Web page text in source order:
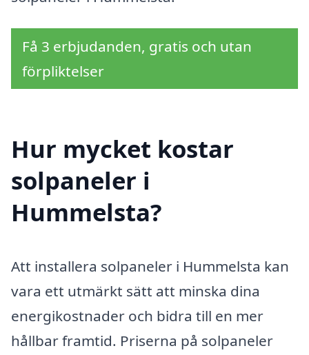
Få 3 erbjudanden, gratis och utan
förpliktelser
Hur mycket kostar
solpaneler i
Hummelsta?
Att installera solpaneler i Hummelsta kan
vara ett utmärkt sätt att minska dina
energikostnader och bidra till en mer
hållbar framtid. Priserna på solpaneler